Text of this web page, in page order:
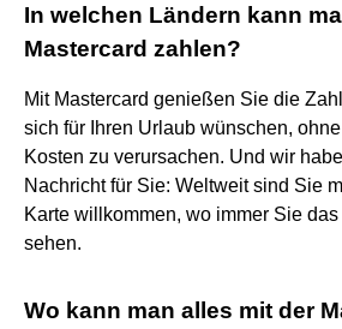
In welchen Ländern kann
Mastercard zahlen?
Mit Mastercard genießen Sie die
sich für Ihren Urlaub wünschen,
Kosten zu verursachen. Und wir
Nachricht für Sie: Weltweit sind Sie
Karte willkommen, wo immer Sie
sehen.
Wo kann man alles mit der